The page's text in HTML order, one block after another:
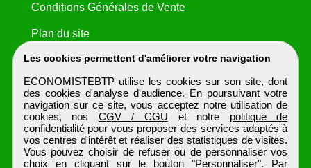
Les cookies permettent d'améliorer votre navigation
ECONOMISTEBTP utilise les cookies sur son site, dont
des cookies d'analyse d'audience. En poursuivant votre
navigation sur ce site, vous acceptez notre utilisation de
cookies, nos CGV / CGU et notre politique de
confidentialitépour vous proposer des services adaptés à
vos centres d'intérêt et réaliser des statistiques de visites.
Vous pouvez choisir de refuser ou de personnaliser vos
choix en cliquant sur le bouton "Personnaliser". Par
Conditions Générales de Vente
Plan du site